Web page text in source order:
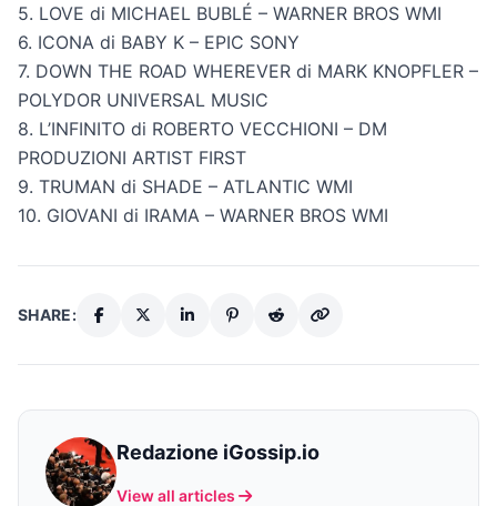
5. LOVE di MICHAEL BUBLÉ – WARNER BROS WMI
6. ICONA di BABY K – EPIC SONY
7. DOWN THE ROAD WHEREVER di MARK KNOPFLER –
POLYDOR UNIVERSAL MUSIC
8. L’INFINITO di ROBERTO VECCHIONI – DM
PRODUZIONI ARTIST FIRST
9. TRUMAN di SHADE – ATLANTIC WMI
10. GIOVANI di IRAMA – WARNER BROS WMI
SHARE:
Redazione iGossip.io
View all articles